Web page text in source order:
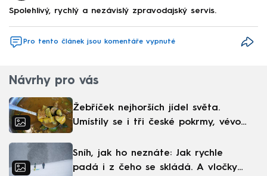
Spolehlivý, rychlý a nezávislý zpravodajský servis.
Pro tento článek jsou komentáře vypnuté
Návrhy pro vás
Žebříček nejhorších jídel světa.
Umístily se i tři české pokrmy, vévodí
Sníh, jak ho neznáte: Jak rychle
padá i z čeho se skládá. A vločky